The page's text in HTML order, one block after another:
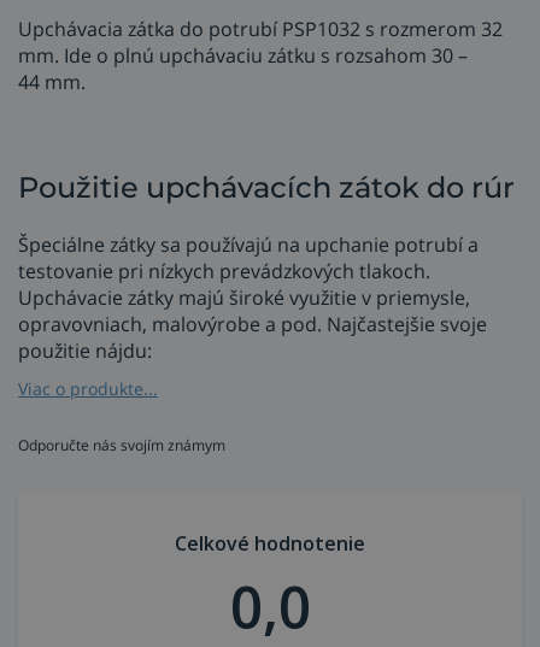
Upchávacia zátka do potrubí PSP1032 s rozmerom 32
mm. Ide o plnú upchávaciu zátku s rozsahom 30 –
44 mm.
Použitie upchávacích zátok do rúr
Špeciálne zátky sa používajú na upchanie potrubí a
testovanie pri nízkych prevádzkových tlakoch.
Upchávacie zátky majú široké využitie v priemysle,
opravovniach, malovýrobe a pod. Najčastejšie svoje
použitie nájdu:
na upchávanie rúr pre zachovanie argónovej
pri nízkotlakových vodných testoch,
Výhody upchávacích zátok
je možné objednať zátky až s rozsahom do 900
Viac o produkte...
Odporučte nás svojím známym
Celkové hodnotenie
0,0